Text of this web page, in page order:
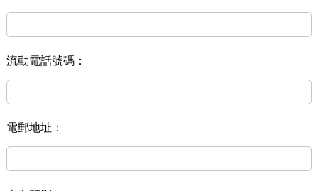
流動電話號碼：
電郵地址：